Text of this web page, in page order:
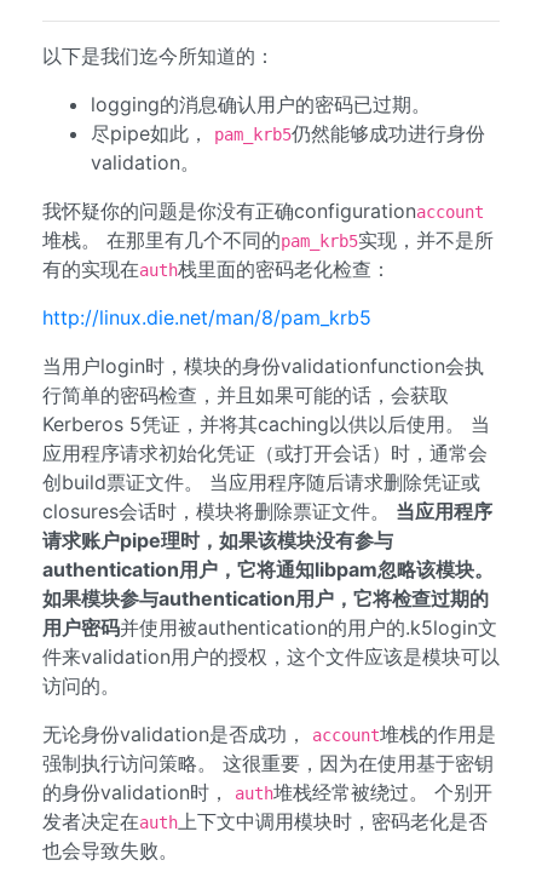
以下是我们迄今所知道的：
logging的消息确认用户的密码已过期。
尽pipe如此，
pam_krb5仍然能够成功进行身份
validation。
我怀疑你的问题是你没有正确configurationaccount
堆栈。 在那里有几个不同的pam_krb5实现，并不是所
有的实现在auth栈里面的密码老化检查：
http://linux.die.net/man/8/pam_krb5
当用户login时，模块的身份validationfunction会执
行简单的密码检查，并且如果可能的话，会获取
Kerberos 5凭证，并将其caching以供以后使用。 当
应用程序请求初始化凭证（或打开会话）时，通常会
创build票证文件。 当应用程序随后请求删除凭证或
closures会话时，模块将删除票证文件。 当应用程序
请求账户pipe理时，如果该模块没有参与
authentication用户，它将通知libpam忽略该模块。
如果模块参与authentication用户，它将检查过期的
用户密码并使用被authentication的用户的.k5login文
件来validation用户的授权，这个文件应该是模块可以
访问的。
无论身份validation是否成功，
account堆栈的作用是
强制执行访问策略。 这很重要，因为在使用基于密钥
的身份validation时，
auth堆栈经常被绕过。 个别开
发者决定在auth上下文中调用模块时，密码老化是否
也会导致失败。